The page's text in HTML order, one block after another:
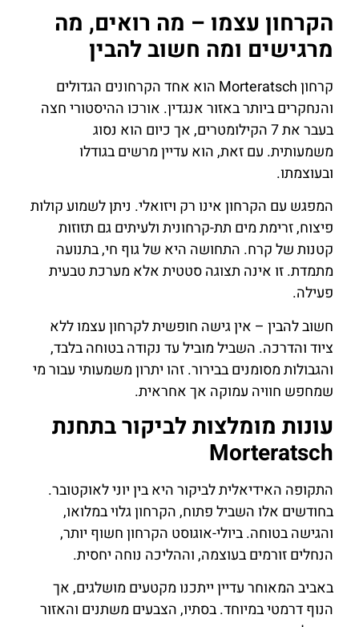
הקרחון עצמו – מה רואים, מה
מרגישים ומה חשוב להבין
קרחון Morteratsch הוא אחד הקרחונים הגדולים
והנחקרים ביותר באזור אנגדין. אורכו ההיסטורי חצה
בעבר את 7 הקילומטרים, אך כיום הוא נסוג
משמעותית. עם זאת, הוא עדיין מרשים בגודלו
ובעוצמתו.
המפגש עם הקרחון אינו רק ויזואלי. ניתן לשמוע קולות
פיצוח, זרימת מים תת-קרחונית ולעיתים גם תזוזות
קטנות של קרח. התחושה היא של גוף חי, בתנועה
מתמדת. זו אינה תצוגה סטטית אלא מערכת טבעית
פעילה.
חשוב להבין – אין גישה חופשית לקרחון עצמו ללא
ציוד והדרכה. השביל מוביל עד נקודה בטוחה בלבד,
והגבולות מסומנים בבירור. זהו יתרון משמעותי עבור מי
שמחפש חוויה עמוקה אך אחראית.
עונות מומלצות לביקור בתחנת
Morteratsch
התקופה האידיאלית לביקור היא בין יוני לאוקטובר.
בחודשים אלו השביל פתוח, הקרחון גלוי במלואו,
והגישה בטוחה. ביולי-אוגוסט הקרחון חשוף יותר,
הנחלים זורמים בעוצמה, וההליכה נוחה יחסית.
באביב המאוחר עדיין ייתכנו מקטעים מושלגים, אך
הנוף דרמטי במיוחד. בסתיו, הצבעים משתנים והאזור